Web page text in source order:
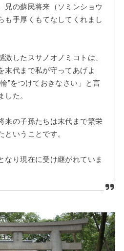
兄の蘇民将来（ソミンショウ
も手厚くもてなしてくれまし
激したスサノオノミコトは、
末代まで私が守ってあげよ
”をつけておきなさい」と言
した。
来の子孫たちは末代まで繁栄
ということです。
り現在に受け継がれていま